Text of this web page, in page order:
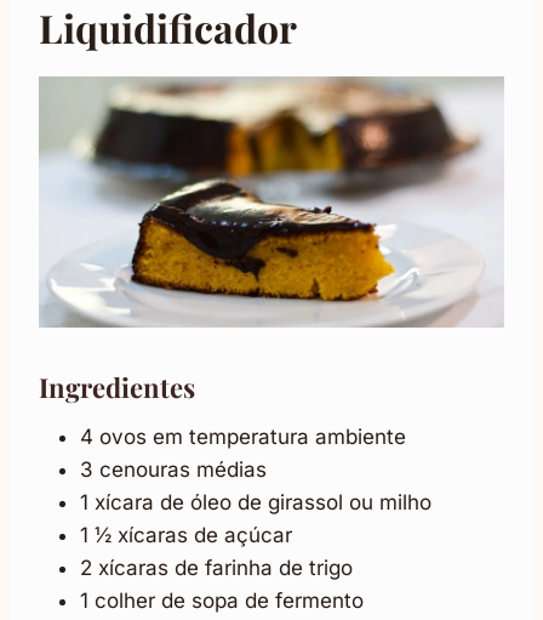
Liquidificador
Ingredientes
4 ovos em temperatura ambiente
3 cenouras médias
1 xícara de óleo de girassol ou milho
1 ½ xícaras de açúcar
2 xícaras de farinha de trigo
1 colher de sopa de fermento